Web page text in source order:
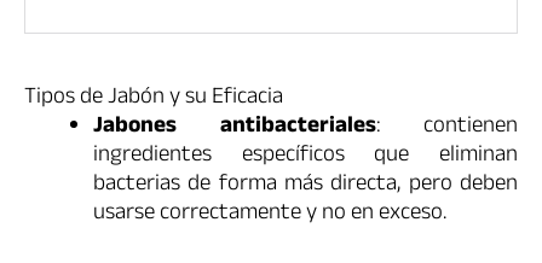
Tipos de Jabón y su Eficacia
Jabones antibacteriales: contienen
ingredientes específicos que eliminan
bacterias de forma más directa, pero deben
usarse correctamente y no en exceso.